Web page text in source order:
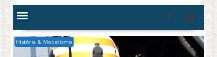
História & Modelismo